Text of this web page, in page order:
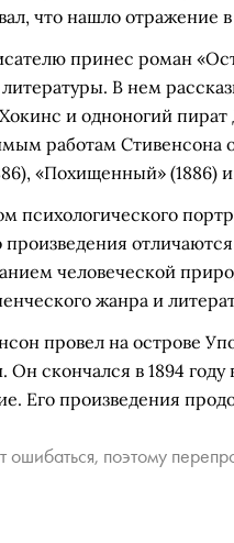
что нашло отражение
принес роман
В нем
и одноногий
работам Стивенсона
«Похищенный» (1886) и
психологического
произведения
человеческой
жанра и
провел на острове
скончался в 1894 году
Его произведения
поэтому